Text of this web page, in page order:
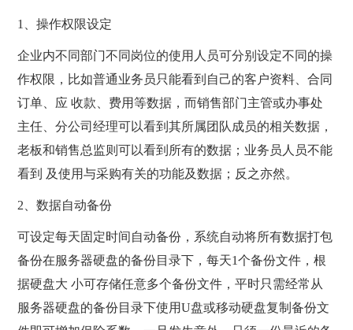
1、操作权限设定
企业内不同部门不同岗位的使用人员可分别设定不同的操
作权限，比如普通业务员只能看到自己的客户资料、合同
订单、应 收款、费用等数据，而销售部门主管或办事处
主任、分公司经理可以看到其所属团队成员的相关数据，
老板和销售总监则可以看到所有的数据；业务员人员不能
看到 及使用与采购有关的功能及数据；反之亦然。
2、数据自动备份
可设定每天固定时间自动备份，系统自动将所有数据打包
备份在服务器硬盘的备份目录下，每天1个备份文件，根
据硬盘大 小可存储任意多个备份文件，平时只需经常从
服务器硬盘的备份目录下使用U盘或移动硬盘复制备份文